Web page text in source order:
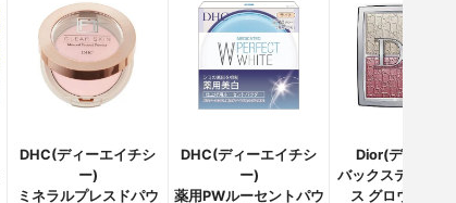
DHC(ディーエイチシ
ー)
ミネラルプレスドパウ
DHC(ディーエイチシ
ー)
薬用PWルーセントパウ
Dior(ディオール)
バックステージ フ
ス グロウ パレッ